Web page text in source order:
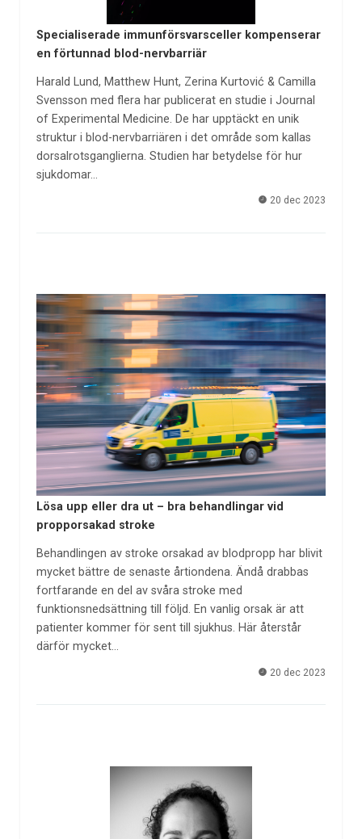
Specialiserade immunförsvarsceller kompenserar
en förtunnad blod-nervbarriär
Harald Lund, Matthew Hunt, Zerina Kurtović & Camilla
Svensson med flera har publicerat en studie i Journal
of Experimental Medicine. De har upptäckt en unik
struktur i blod-nervbarriären i det område som kallas
dorsalrotsganglierna. Studien har betydelse för hur
sjukdomar…
20 dec 2023
Lösa upp eller dra ut – bra behandlingar vid
propporsakad stroke
Behandlingen av stroke orsakad av blodpropp har blivit
mycket bättre de senaste årtiondena. Ändå drabbas
fortfarande en del av svåra stroke med
funktionsnedsättning till följd. En vanlig orsak är att
patienter kommer för sent till sjukhus. Här återstår
därför mycket…
20 dec 2023